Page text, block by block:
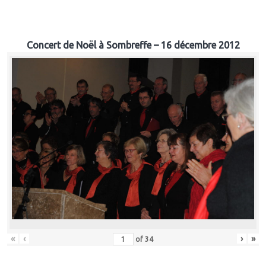
Concert de Noël à Sombreffe – 16 décembre 2012
« ‹ of 34 › »